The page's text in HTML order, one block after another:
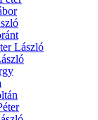
László